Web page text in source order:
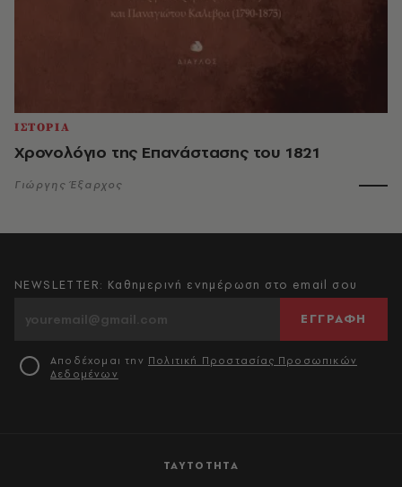
ΙΣΤΟΡΙΑ
Χρονολόγιο της Επανάστασης του 1821
Γιώργης Έξαρχος
ΤΑΥΤΟΤΗΤΑ
NEWSLETTER: Καθημερινή ενημέρωση στο email σου
ΕΓΓΡΑΦΗ
Αποδέχομαι την Πολιτική Προστασίας Προσωπικών
Δεδομένων